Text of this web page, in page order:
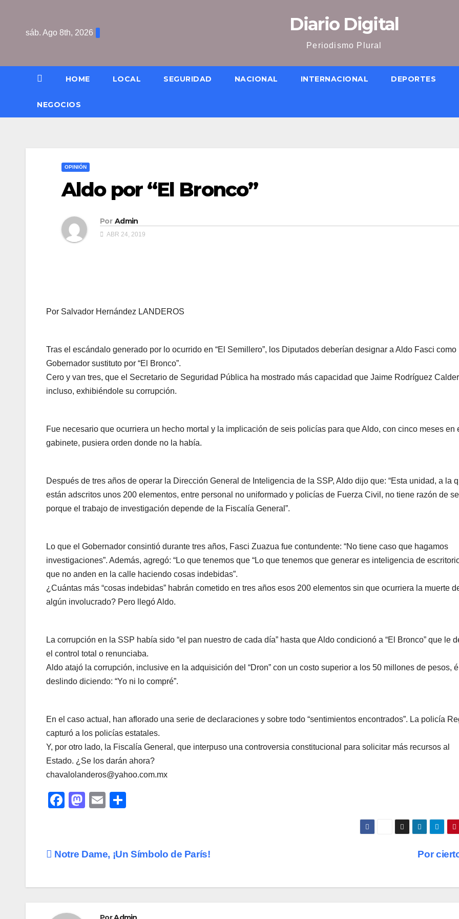
contenido
sáb. Ago 8th, 2026 Diario Digital
Periodismo Plural
HOME LOCAL SEGURIDAD NACIONAL INTERNACIONAL DEPORTES
NEGOCIOS
OPINIÓN
Aldo por “El Bronco”
Por Admin
ABR 24, 2019
Por Salvador Hernández LANDEROS
Tras el escándalo generado por lo ocurrido en “El Semillero”, los Diputados deberían designar a Aldo Fasci como
Gobernador sustituto por “El Bronco”.
Cero y van tres, que el Secretario de Seguridad Pública ha mostrado más capacidad que Jaime Rodríguez
incluso, exhibiéndole su corrupción.
Fue necesario que ocurriera un hecho mortal y la implicación de seis policías para que Aldo, con cinco meses en
gabinete, pusiera orden donde no la había.
Después de tres años de operar la Dirección General de Inteligencia de la SSP, Aldo dijo que: “Esta unidad, a la
están adscritos unos 200 elementos, entre personal no uniformado y policías de Fuerza Civil, no tiene razón de
porque el trabajo de investigación depende de la Fiscalía General”.
Lo que el Gobernador consintió durante tres años, Fasci Zuazua fue contundente: “No tiene caso que hagamos
investigaciones”. Además, agregó: “Lo que tenemos que “Lo que tenemos que generar es inteligencia de
que no anden en la calle haciendo cosas indebidas”.
¿Cuántas más “cosas indebidas” habrán cometido en tres años esos 200 elementos sin que ocurriera la muerte
algún involucrado? Pero llegó Aldo.
La corrupción en la SSP había sido “el pan nuestro de cada día” hasta que Aldo condicionó a “El Bronco” que le
el control total o renunciaba.
Aldo atajó la corrupción, inclusive en la adquisición del “Dron” con un costo superior a los 50 millones de pesos,
deslindo diciendo: “Yo ni lo compré”.
En el caso actual, han aflorado una serie de declaraciones y sobre todo “sentimientos encontrados”. La policía
capturó a los policías estatales.
Y, por otro lado, la Fiscalía General, que interpuso una controversia constitucional para solicitar más recursos al
Estado. ¿Se los darán ahora?
chavalolanderos@yahoo.com.mx
F
e
o
k
M
o
o
E
p
tir
Navegación
Por
Notre Dame, ¡Un Símbolo de París!